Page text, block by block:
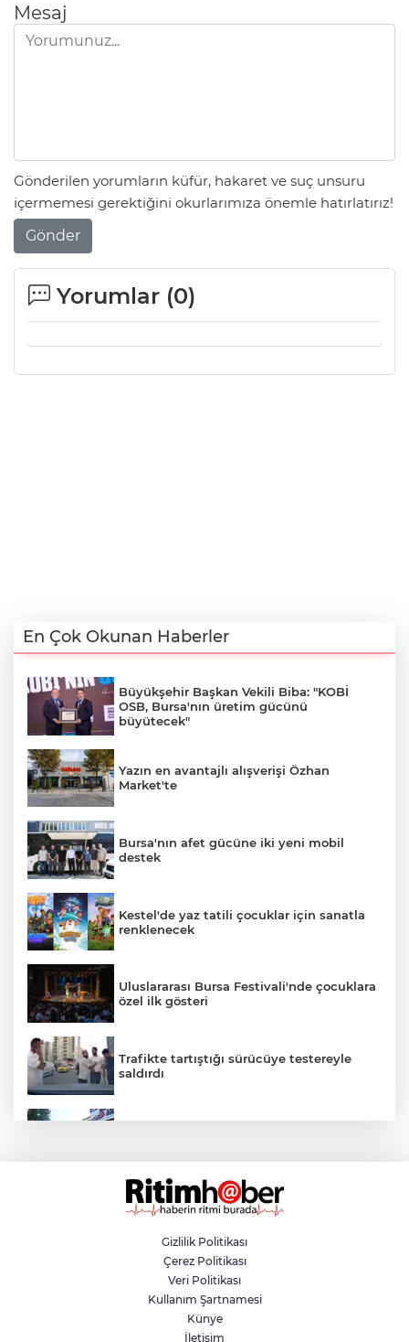
Mesaj
Gönderilen yorumların küfür, hakaret ve suç unsuru
içermemesi gerektiğini okurlarımıza önemle hatırlatırız!
Gönder
Yorumlar (0)
En Çok Okunan Haberler
Büyükşehir Başkan Vekili Biba: "KOBİ
OSB, Bursa'nın üretim gücünü
büyütecek"
Yazın en avantajlı alışverişi Özhan
Market'te
Bursa'nın afet gücüne iki yeni mobil
destek
Kestel'de yaz tatili çocuklar için sanatla
renklenecek
Uluslararası Bursa Festivali'nde çocuklara
özel ilk gösteri
Trafikte tartıştığı sürücüye testereyle
saldırdı
Nilüfer'e 13 bin metrekare yeni yeşil alan
Yeni Karaman’da Yaz Şenliği coşkusu
Gizlilik Politikası
Çerez Politikası
Veri Politikası
Kullanım Şartnamesi
Künye
İletişim